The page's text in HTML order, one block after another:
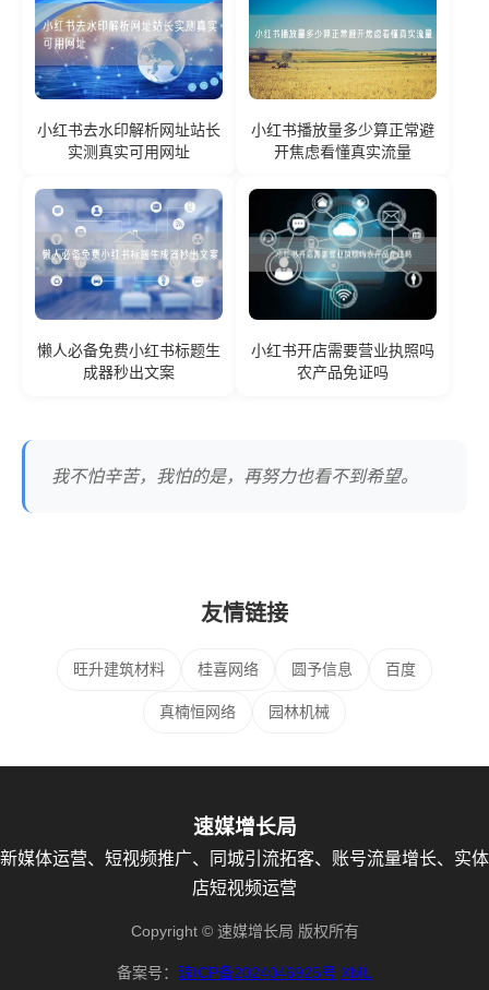
小红书去水印解析网址站长
实测真实可用网址
小红书播放量多少算正常避
开焦虑看懂真实流量
懒人必备免费小红书标题生
成器秒出文案
小红书开店需要营业执照吗
农产品免证吗
我不怕辛苦，我怕的是，再努力也看不到希望。
友情链接
旺升建筑材料 桂喜网络 圆予信息 百度
真楠恒网络 园林机械
速媒增长局
新媒体运营、短视频推广、同城引流拓客、账号流量增长、实体
店短视频运营
Copyright © 速媒增长局 版权所有
备案号： 琼ICP备2024046925号 XML